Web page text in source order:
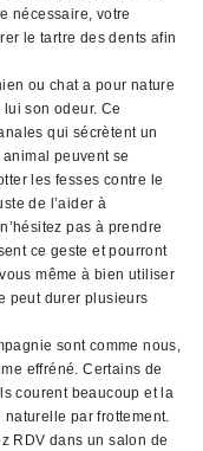
nécessaire, votre
le tartre des dents afin
ou chat a pour nature
son odeur. Ce
qui sécrètent un
peuvent se
les fesses contre le
de l’aider à
pas à prendre
ce geste et pourront
même à bien utiliser
peut durer plusieurs
sont comme nous,
effréné. Certains de
courent beaucoup et la
par frottement.
RDV dans un salon de